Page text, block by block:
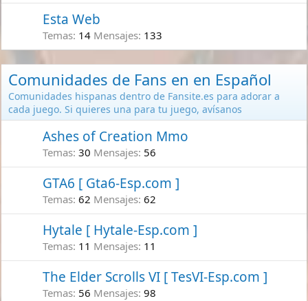
Esta Web
Temas 14 Mensajes 133
Comunidades de Fans en en Español
Comunidades hispanas dentro de Fansite.es para adorar a
cada juego. Si quieres una para tu juego, avísanos
Ashes of Creation Mmo
Temas 30 Mensajes 56
GTA6 [ Gta6-Esp.com ]
Temas 62 Mensajes 62
Hytale [ Hytale-Esp.com ]
Temas 11 Mensajes 11
The Elder Scrolls VI [ TesVI-Esp.com ]
Temas 56 Mensajes 98